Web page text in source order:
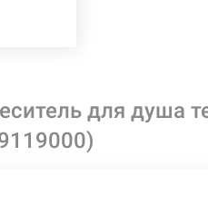
для душа